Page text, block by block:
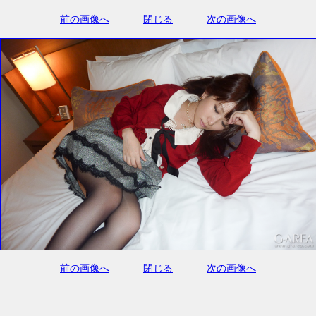
前の画像へ 閉じる 次の画像へ
前の画像へ 閉じる 次の画像へ